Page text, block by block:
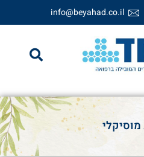
info@beyahad.co.il